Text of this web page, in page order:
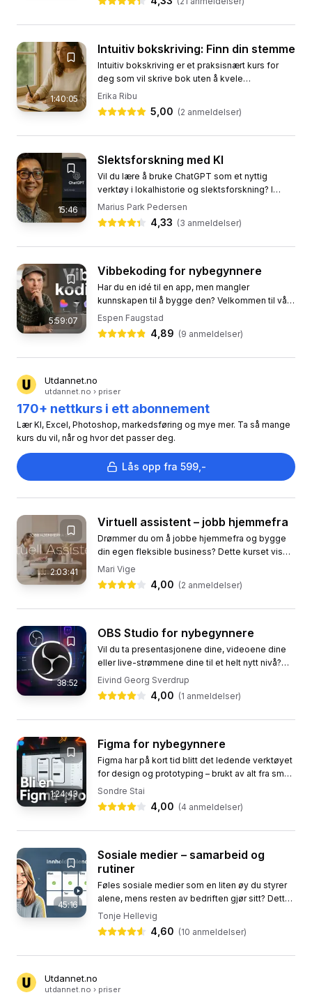
1:40:05
Intuitiv bokskriving: Finn din stemme
Intuitiv bokskriving er et praksisnært kurs for
deg som vil skrive bok uten å kvele
skapergleden med rigid planlegging. Du lærer å
bruke intuisjon og...
Erika Ribu
5,00 (2 anmeldelser)
15:46
Slektsforskning med KI
Vil du lære å bruke ChatGPT som et nyttig
verktøy i lokalhistorie og slektsforskning? I
dette kurset får du en praktisk innføring i
hvordan du kan stille gode...
Marius Park Pedersen
4,33 (3 anmeldelser)
5:59:07
Vibbekoding for nybegynnere
Har du en idé til en app, men mangler
kunnskapen til å bygge den? Velkommen til vårt
kurs i vibbekoding, kurset som river ned muren
mellom idé og virkelighet....
Espen Faugstad
4,89 (9 anmeldelser)
Utdannet.no
utdannet.no › priser
170+ nettkurs i ett abonnement
Lær KI, Excel, Photoshop, markedsføring og mye mer. Ta så mange
kurs du vil, når og hvor det passer deg.
Lås opp fra 599,-
2:03:41
Virtuell assistent – jobb hjemmefra
Drømmer du om å jobbe hjemmefra og bygge
din egen fleksible business? Dette kurset viser
deg hvordan du kan starte som virtuell assistent
– en bransje i sterk...
Mari Vige
4,00 (2 anmeldelser)
38:52
OBS Studio for nybegynnere
Vil du ta presentasjonene dine, videoene dine
eller live-strømmene dine til et helt nytt nivå?
OBS Studio er det profesjonelle verktøyet som
gir deg full...
Eivind Georg Sverdrup
4,00 (1 anmeldelser)
1:24:43
Figma for nybegynnere
Figma har på kort tid blitt det ledende verktøyet
for design og prototyping – brukt av alt fra små
designstudioer til verdens største
teknologiselskaper. I...
Sondre Stai
4,00 (4 anmeldelser)
45:16
Sosiale medier – samarbeid og
rutiner
Føles sosiale medier som en liten øy du styrer
alene, mens resten av bedriften gjør sitt? Dette
kurset viser hvordan du får med kolleger,
bygger en...
Tonje Hellevig
4,60 (10 anmeldelser)
Utdannet.no
utdannet.no › priser